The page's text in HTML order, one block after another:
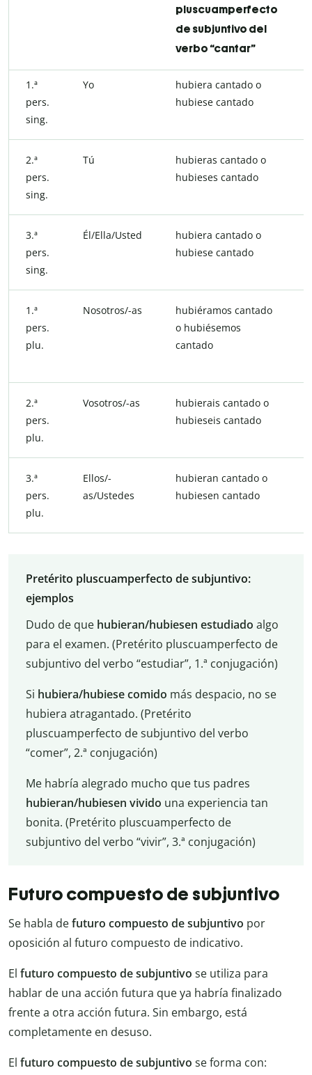
pluscuamperfecto
de subjuntivo del
verbo “cantar”
1.ª
pers.
sing.
Yo
hubiera cantado o
hubiese cantado
2.ª
pers.
sing.
Tú
hubieras cantado o
hubieses cantado
3.ª
pers.
sing.
Él/Ella/Usted
hubiera cantado o
hubiese cantado
1.ª
pers.
plu.
Nosotros/-as
hubiéramos cantado
o hubiésemos
cantado
2.ª
pers.
plu.
Vosotros/-as
hubierais cantado o
hubieseis cantado
3.ª
pers.
plu.
Ellos/-
as/Ustedes
hubieran cantado o
hubiesen cantado
Pretérito pluscuamperfecto de subjuntivo:
ejemplos
Dudo de que hubieran/hubiesen estudiado algo
para el examen. (Pretérito pluscuamperfecto de
subjuntivo del verbo “estudiar”, 1.ª conjugación)
Si hubiera/hubiese comido más despacio, no se
hubiera atragantado. (Pretérito
pluscuamperfecto de subjuntivo del verbo
“comer”, 2.ª conjugación)
Me habría alegrado mucho que tus padres
hubieran/hubiesen vivido una experiencia tan
bonita. (Pretérito pluscuamperfecto de
subjuntivo del verbo “vivir”, 3.ª conjugación)
Futuro compuesto de subjuntivo
Se habla defuturo compuesto de subjuntivo por
oposición al futuro compuesto de indicativo.
El futuro compuesto de subjuntivo se utiliza para
hablar de una acción futura que ya habría finalizado
frente a otra acción futura. Sin embargo, está
completamente en desuso.
El futuro compuesto de subjuntivo se forma con: